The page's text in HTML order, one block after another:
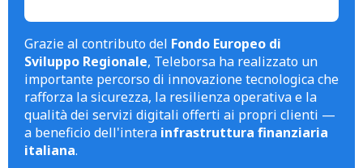
Grazie al contributo del Fondo Europeo di
Sviluppo Regionale, Teleborsa ha realizzato un
importante percorso di innovazione tecnologica che
rafforza la sicurezza, la resilienza operativa e la
qualità dei servizi digitali offerti ai propri clienti —
a beneficio dell'intera infrastruttura finanziaria
italiana.